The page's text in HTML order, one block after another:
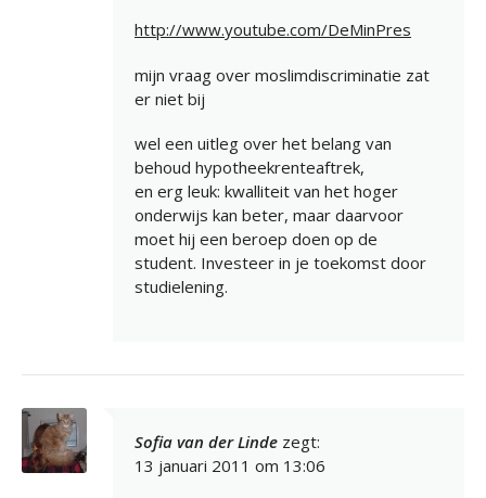
http://www.youtube.com/DeMinPres
mijn vraag over moslimdiscriminatie zat
er niet bij
wel een uitleg over het belang van
behoud hypotheekrenteaftrek,
en erg leuk: kwalliteit van het hoger
onderwijs kan beter, maar daarvoor
moet hij een beroep doen op de
student. Investeer in je toekomst door
studielening.
Sofia van der Linde zegt:
13 januari 2011 om 13:06